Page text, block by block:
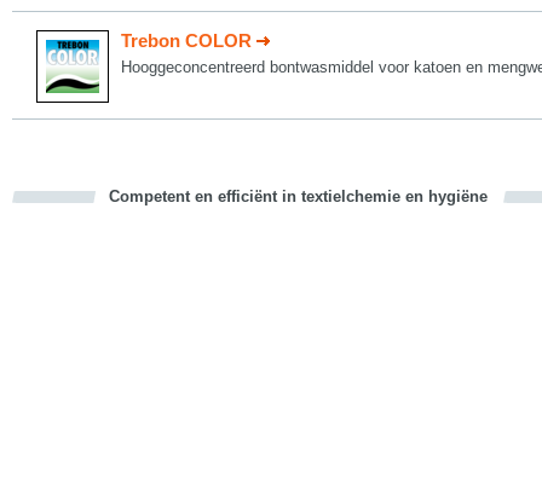
Trebon COLOR
Hooggeconcentreerd bontwasmiddel voor katoen en
Competent en efficiënt in textielchemie en hygiëne